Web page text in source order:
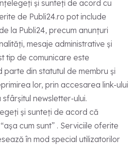
și sunteți de acord cu
de Publi24.ro pot include
la Publi24, precum anunțuri
mesaje administrative și
tip de comunicare este
din statutul de membru și
lor, prin accesarea link-ului
newsletter-ului.
și sunteți de acord că
cum sunt” . Serviciile oferite
în mod special utilizatorilor